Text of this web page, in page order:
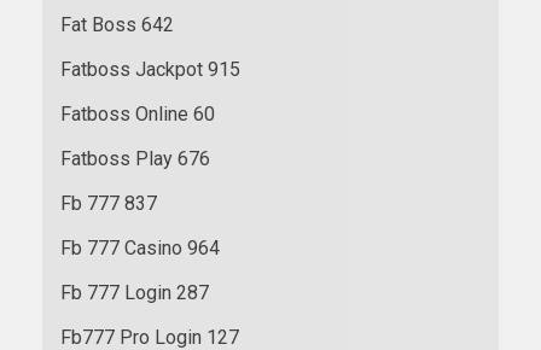
Fat Boss 642
Fatboss Jackpot 915
Fatboss Online 60
Fatboss Play 676
Fb 777 837
Fb 777 Casino 964
Fb 777 Login 287
Fb777 Pro Login 127